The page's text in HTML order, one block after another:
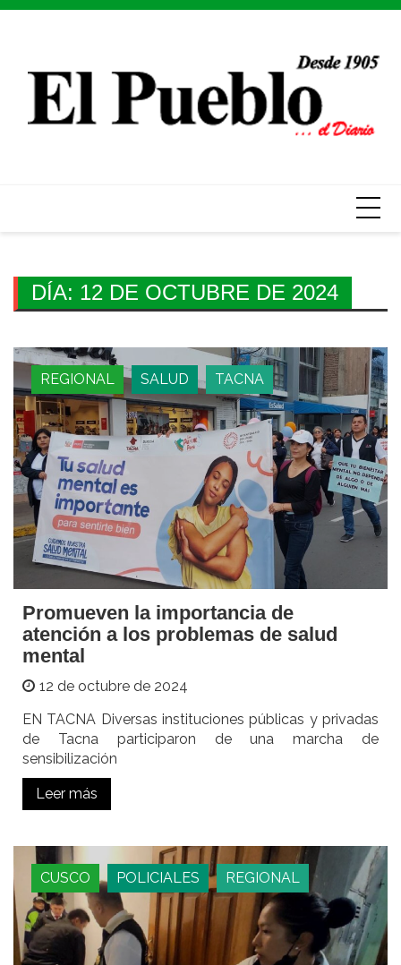
Skip
DÍA: 12 DE OCTUBRE DE 2024
REGIONAL SALUD TACNA
Promueven la importancia de
atención a los problemas de salud
mental
12 de octubre de 2024
EN TACNA Diversas instituciones públicas y privadas
de Tacna participaron de una marcha de
sensibilización
Leer más
CUSCO POLICIALES REGIONAL